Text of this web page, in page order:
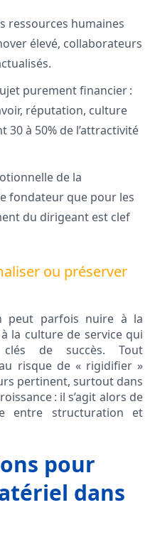
ressources humaines
élevé, collaborateurs
purement financier :
réputation, culture
30 à 50% de l’attractivité
de la
fondateur que pour les
du dirigeant est clef
ou préserver
peut parfois nuire à la
la culture de service qui
de succès. Tout
risque de « rigidifier »
pertinent, surtout dans
: il s’agit alors de
entre structuration et
pour
dans